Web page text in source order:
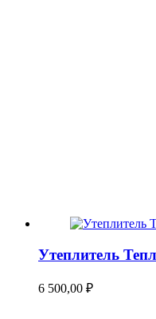
Утеплитель
6 500,00 ₽